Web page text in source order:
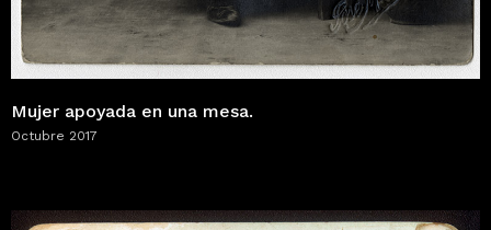
Mujer apoyada en una mesa.
Octubre 2017